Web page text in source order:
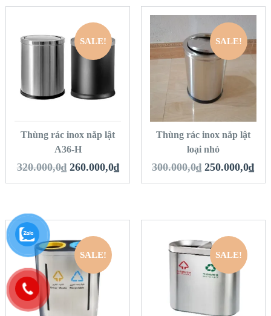
SALE!
QUICK LOOK
VIEW DETAILS
THÊM VÀO GIỎ
Thùng rác inox nắp lật
A36-H
320.000,0₫ 260.000,0₫
SALE!
QUICK LOOK
VIEW DETAILS
THÊM VÀO GIỎ
HÀNG
Thùng rác inox nắp lật
loại nhỏ
300.000,0₫ 250.000,0₫
SALE!
QUICK LOOK
VIEW DETAILS
THÊM VÀO GIỎ
SALE!
QUICK LOOK
THÊM VÀO GIỎ